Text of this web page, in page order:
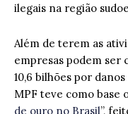
ilegais na região
Além de terem as
empresas podem ser
10,6 bilhões por danos
MPF teve como base
de ouro no Brasil”,